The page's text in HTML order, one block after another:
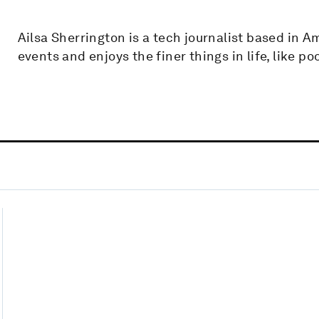
Ailsa Sherrington is a tech journalist based in
events and enjoys the finer things in life, like